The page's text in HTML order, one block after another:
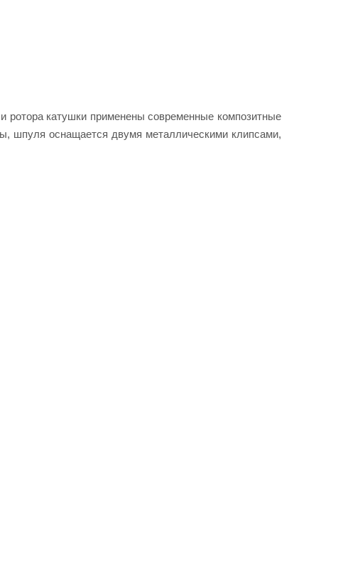
ротора катушки применены современные композитные
шпуля оснащается двумя металлическими клипсами,